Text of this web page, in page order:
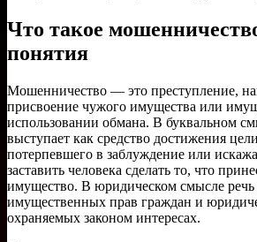
Что такое
понятия
Мошенничество — это преступление,
присвоение чужого имущества или
использовании обмана. В буквальном
выступает как средство достижения
потерпевшего в заблуждение или
заставить человека сделать то, что
имущество. В юридическом смысле
имущественных прав граждан и
охраняемых законом интересах.